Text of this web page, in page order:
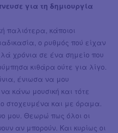
για τη δημιουργία
παλιότερα, κάποιοι
ο ρυθμός πού είχαν
χρόνια σε ένα σημείο που
κιθάρα ούτε για λίγο.
ένιωσα να μου
κάνω μουσική και τότε
στοχευμένα και με όραμα.
μου. Θεωρώ πως όλοι οι
αν μπορούν. Και κυρίως οι